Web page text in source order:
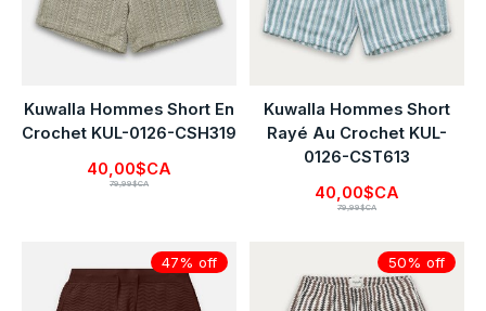
Kuwalla Hommes Short En
Crochet KUL-0126-CSH319
40,00$CA
79,99$CA
Kuwalla Hommes Short
Rayé Au Crochet KUL-
0126-CST613
40,00$CA
79,99$CA
47% off 50% off